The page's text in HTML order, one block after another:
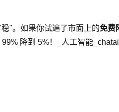
"。如果你试遍了市面上的免费
降到 5%！_人工智能